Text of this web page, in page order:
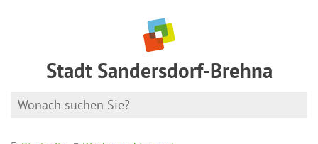
Stadt Sandersdorf-Brehna